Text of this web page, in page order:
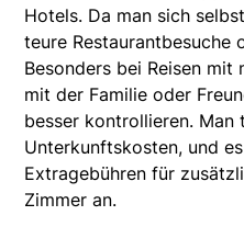
Hotels. Da man sich
teure Restaurantbesuche
Besonders bei Reisen mit
mit der Familie oder
besser kontrollieren.
Unterkunftskosten, und
Extragebühren für
Zimmer an.